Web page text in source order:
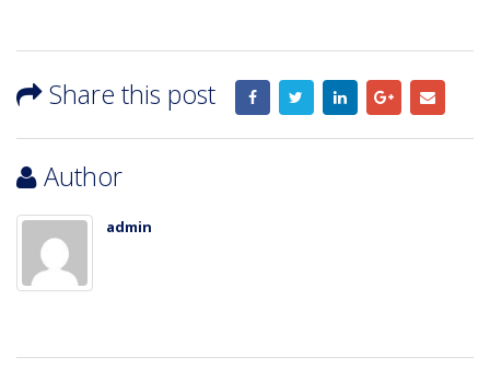
Share this post
Author
admin